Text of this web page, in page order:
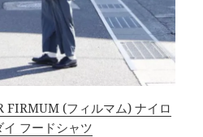
FIRMUM (フィルマム) ナイロ
フードシャツ